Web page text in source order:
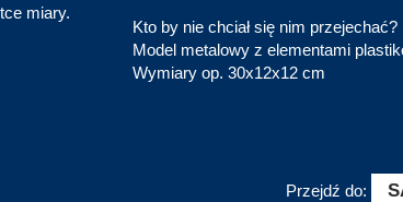
miary.
Kto by nie chciał się nim przejechać?
Model metalowy z elementami
Wymiary op. 30x12x12 cm
Przejdź do: